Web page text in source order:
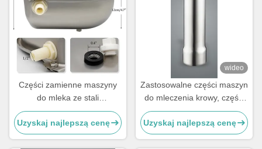
Części zamienne maszyny
do mleka ze stali
nierdzewnej
Uzyskaj najlepszą cenę
wideo
Zastosowalne części maszyn
do mleczenia krowy, części
zamienne maszyn do
mleczenia w rodzaju muszli,
kubki do mleka
Uzyskaj najlepszą cenę